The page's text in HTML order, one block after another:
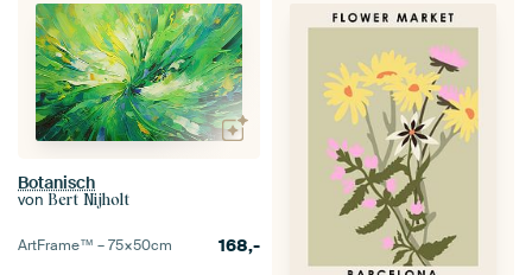
Botanisch
von Bert Nijholt
ArtFrame™ –75×50cm 168,-